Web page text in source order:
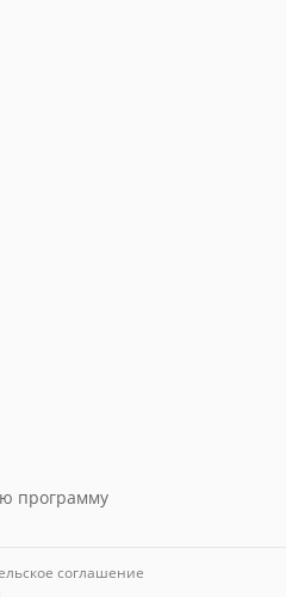
программу
соглашение